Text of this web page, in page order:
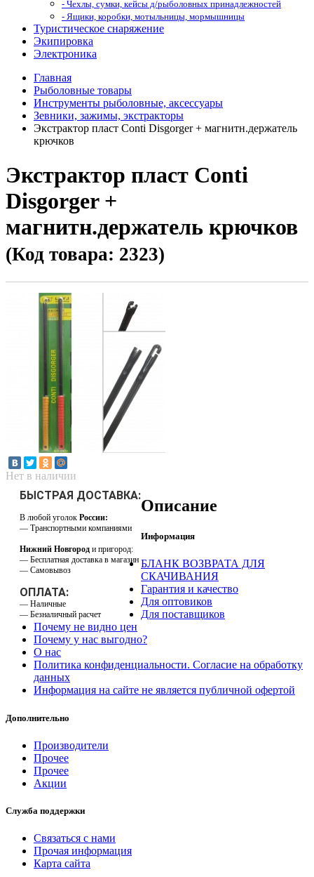
- Чехлы, сумки, кейсы д/рыболовных принадлежностей
- Ящики, коробки, мотыльницы, мормышницы
Туристическое снаряжение
Экипировка
Электроника
Главная
Рыболовные товары
Инструменты рыболовные, аксессуары
Зевники, зажимы, экстракторы
Экстрактор пласт Conti Disgorger + магнитн.держатель
крючков
Экстрактор пласт Conti
Disgorger +
магнитн.держатель крючков
(Код товара: 2323)
Нет в наличии
БЫСТРАЯ ДОСТАВКА:
В любой уголок России:
— Транспортными компаниями
Нижний Новгород и пригород:
— Бесплатная доставка в магазин
— Самовывоз
ОПЛАТА:
— Наличные
— Безналичный расчет
Описание
Информация
БЛАНК ВОЗВРАТА ДЛЯ
СКАЧИВАНИЯ
Гарантия и качество
Для оптовиков
Для поставщиков
Почему не видно цен
Почему у нас выгодно?
О нас
Политика конфиденциальности. Согласие на обработку
данных
Информация на сайте не является публичной офертой
Дополнительно
Производители
Прочее
Прочее
Акции
Служба поддержки
Связаться с нами
Прочая информация
Карта сайта